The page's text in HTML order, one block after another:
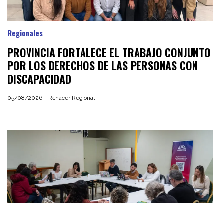
PROVINCIA FORTALECE EL TRABAJO CONJUNTO
POR LOS DERECHOS DE LAS PERSONAS CON
DISCAPACIDAD
Renacer Regional
Regionales
05/08/2026